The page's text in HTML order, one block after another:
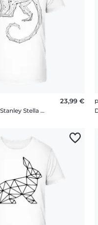
Detské bio tričko Stanley Stella 2.0
23,99 €